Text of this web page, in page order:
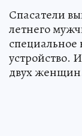
Спасатели
летнего
устройство.
двух